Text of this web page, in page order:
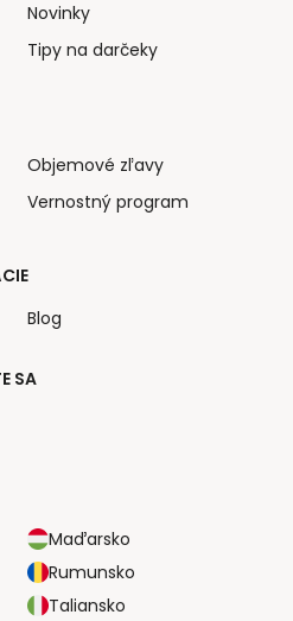
SA
Maďarsko
Rumunsko
Taliansko
Novinky
Tipy na darčeky
Objemové zľavy
Vernostný program
Blog